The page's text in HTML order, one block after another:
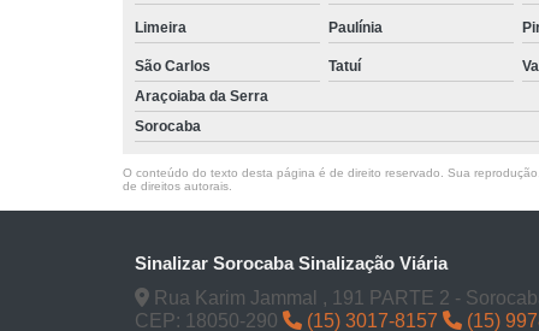
Limeira Paulínia
São Carlos Tatuí
Araçoiaba da Serra
Sorocaba
O conteúdo do texto desta página é de direito reservado. Sua
de direitos autorais
Sinalizar Sorocaba Sinalização Viária
Rua Karim Jammal , 191 PARTE 2 -
CEP: 18050-290
(15) 3017-8157 (15)